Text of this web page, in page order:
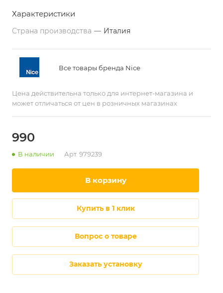
Характеристики
Страна производства — Италия
Все товары бренда Nice
Цена действительна только для интернет-магазина и
может отличаться от цен в розничных магазинах
990
В наличии Арт. 979239
в корзину
купить в 1 клик
Вопрос о товаре
Заказать установку